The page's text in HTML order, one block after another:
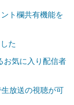
ト欄共有機能を
た
お気に入り配信者
放送の視聴が可